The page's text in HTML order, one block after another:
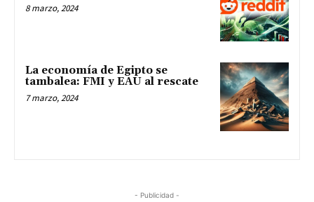
8 marzo, 2024
La economía de Egipto se
tambalea: FMI y EAU al rescate
7 marzo, 2024
- Publicidad -